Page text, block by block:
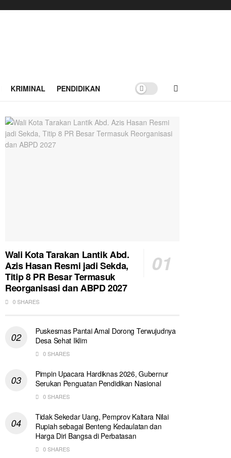
KRIMINAL PENDIDIKAN
Wali Kota Tarakan Lantik Abd.
Azis Hasan Resmi jadi Sekda,
Titip 8 PR Besar Termasuk
Reorganisasi dan ABPD 2027
0 SHARES
Puskesmas Pantai Amal Dorong Terwujudnya
Desa Sehat Iklim
0 SHARES
Pimpin Upacara Hardiknas 2026, Gubernur
Serukan Penguatan Pendidikan Nasional
0 SHARES
Tidak Sekedar Uang, Pemprov Kaltara Nilai
Rupiah sebagai Benteng Kedaulatan dan
Harga Diri Bangsa di Perbatasan
0 SHARES